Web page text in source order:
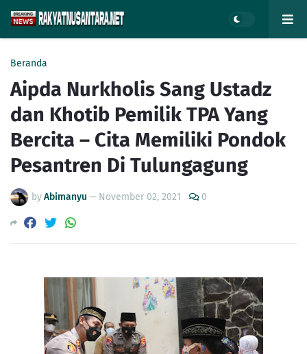
Beranda
Aipda Nurkholis Sang Ustadz
dan Khotib Pemilik TPA Yang
Bercita – Cita Memiliki Pondok
Pesantren Di Tulungagung
byAbimanyu — November 02, 2021 0